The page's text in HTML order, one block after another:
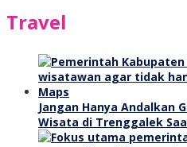
Travel
Jangan Hanya Andalkan
Wisata di Trenggalek